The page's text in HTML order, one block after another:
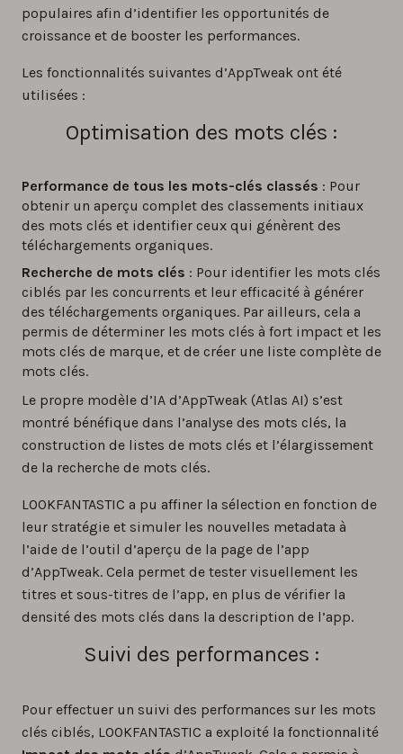
populaires afin d’identifier les opportunités de
croissance et de booster les performances.
Les fonctionnalités suivantes d’AppTweak ont été
utilisées :
Optimisation des mots clés :
Performance de tous les mots-clés classés : Pour
obtenir un aperçu complet des classements initiaux
des mots clés et identifier ceux qui génèrent des
téléchargements organiques.
Recherche de mots clés : Pour identifier les mots clés
ciblés par les concurrents et leur efficacité à générer
des téléchargements organiques. Par ailleurs, cela a
permis de déterminer les mots clés à fort impact et les
mots clés de marque, et de créer une liste complète de
mots clés.
Le propre modèle d’IA d’AppTweak (Atlas AI) s’est
montré bénéfique dans l’analyse des mots clés, la
construction de listes de mots clés et l’élargissement
de la recherche de mots clés.
LOOKFANTASTIC a pu affiner la sélection en fonction de
leur stratégie et simuler les nouvelles metadata à
l’aide de l’outil d’aperçu de la page de l’app
d’AppTweak. Cela permet de tester visuellement les
titres et sous-titres de l’app, en plus de vérifier la
densité des mots clés dans la description de l’app.
Suivi des performances :
Pour effectuer un suivi des performances sur les mots
clés ciblés, LOOKFANTASTIC a exploité la fonctionnalité